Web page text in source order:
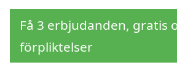
Få 3 erbjudanden, gratis
förpliktelser